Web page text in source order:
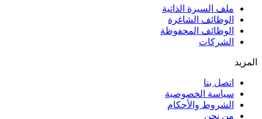
ملف السيرة الذاتية
الوظائف الشاغرة
الوظائف المحفوظة
الشركات
المزيد
اتصل بنا
سياسة الخصوصية
الشروط والأحكام
من نحن